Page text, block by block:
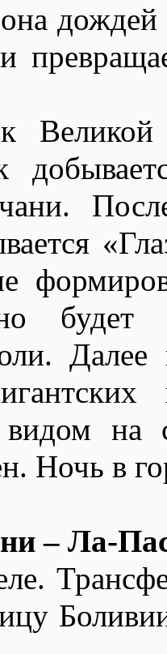
будет
видом
Ночь в
– Ла-